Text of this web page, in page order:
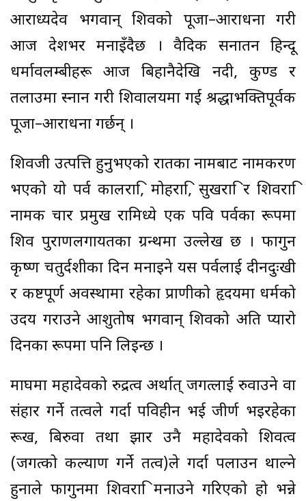
आराध्यदेव भगवान् शिवको पूजा–आराधना गरी
आज देशभर मनाइँदैछ । वैदिक सनातन हिन्दू
धर्मावलम्बीहरू आज बिहानैदेखि नदी, कुण्ड र
तलाउमा स्नान गरी शिवालयमा गई श्रद्धाभक्तिपूर्वक
पूजा–आराधना गर्छन् ।
शिवजी उत्पत्ति हुनुभएको रातका नामबाट नामकरण
भएको यो पर्व कालरात्रि, मोहरात्रि, सुखरात्रि र शिवरात्रि
नामक चार प्रमुख रात्रिमध्ये एक पवित्र पर्वका रूपमा
शिव पुराणलगायतका ग्रन्थमा उल्लेख छ । फागुन
कृष्ण चतुर्दशीका दिन मनाइने यस पर्वलाई दीनदुःखी
र कष्टपूर्ण अवस्थामा रहेका प्राणीको हृदयमा धर्मको
उदय गराउने आशुतोष भगवान् शिवको अति प्यारो
दिनका रूपमा पनि लिइन्छ ।
माघमा महादेवको रुद्रत्व अर्थात् जगत्लाई रुवाउने वा
संहार गर्ने तत्वले गर्दा पत्रविहीन भई जीर्ण भइरहेका
रूख, बिरुवा तथा झार उनै महादेवको शिवत्व
(जगत्को कल्याण गर्ने तत्व)ले गर्दा पलाउन थाल्ने
हुनाले फागुनमा शिवरात्रि मनाउने गरिएको हो भन्ने